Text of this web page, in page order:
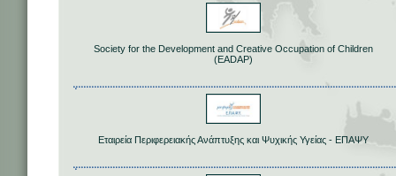
Society for the Development and Creative Occupation of Children
(EADAP)
Εταιρεία Περιφερειακής Ανάπτυξης και Ψυχικής Υγείας - ΕΠΑΨΥ